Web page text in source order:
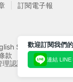
訂閱電子報
Service
信義
款
隱私權政策
認證
連結 LINE